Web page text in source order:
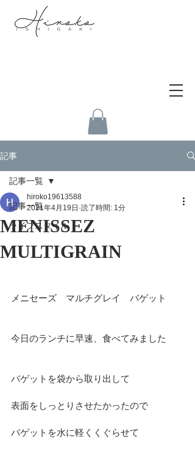
記事
記事一覧
ライフスタイル
記事一覧
MENISSEZ
MULTIGRAIN
hiroko19613588
2021年4月19日 読了時間: 1分
メニセーズ　マルチグレイ　バゲット
今日のランチに早速、食べてみました
バゲットを袋から取り出して
表面をしっとりさせたかったので
バゲットを水に軽くくぐらせて